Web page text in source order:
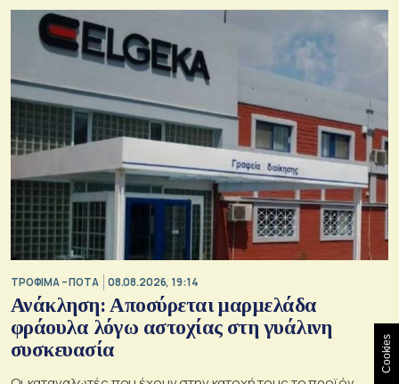
ΤΡΟΦΙΜΑ – ΠΟΤΑ 08.08.2026, 19:14
Ανάκληση: Αποσύρεται μαρμελάδα
φράουλα λόγω αστοχίας στη γυάλινη
συσκευασία
Cookies